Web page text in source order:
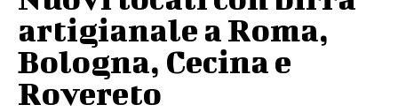
artigianale a Roma,
Bologna, Cecina e
Rovereto